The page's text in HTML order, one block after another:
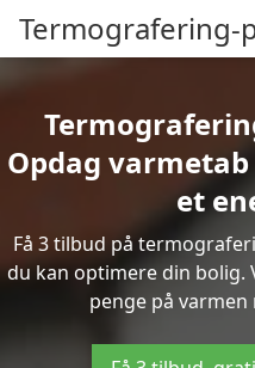
Termografering-
Opdag
et
Få 3 tilbud på
du kan optimere din
penge på